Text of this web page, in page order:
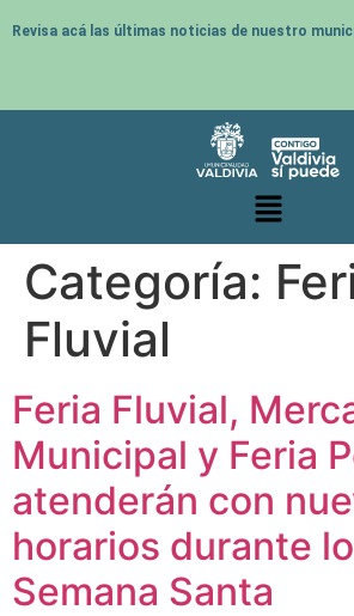
Revisa acá las últimas noticias de nuestro
Categoría:
Fluvial
Feria Fluvial,
Municipal y Feria
atenderán con
horarios durante
Semana Santa